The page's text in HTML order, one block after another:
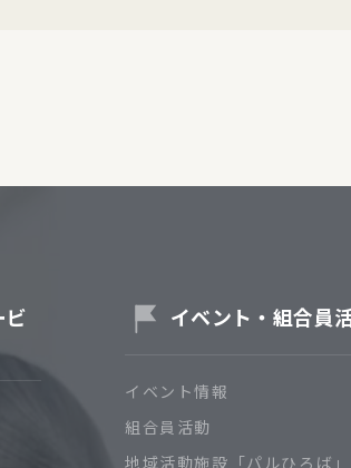
ビ
イベント・組合員
イベント情報
組合員活動
地域活動施設「パルひろば」